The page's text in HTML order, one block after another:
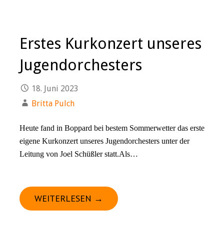
Erstes Kurkonzert unseres
Jugendorchesters
18. Juni 2023
Britta Pulch
Heute fand in Boppard bei bestem Sommerwetter das erste
eigene Kurkonzert unseres Jugendorchesters unter der
Leitung von Joel Schüßler statt.Als…
WEITERLESEN →